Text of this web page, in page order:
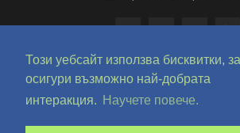
Този уебсайт използва бисквитки,
осигури възможно най-добрата
интеракция.
Научете повече.
Copyright © 2018-2024 ViaPontika.com.